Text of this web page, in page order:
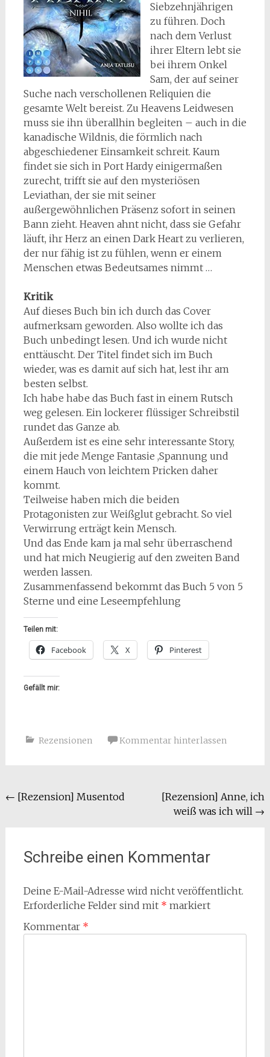
Siebzehnjährigen
zu führen. Doch
nach dem Verlust
ihrer Eltern lebt sie
bei ihrem Onkel
Sam, der auf seiner
Suche nach verschollenen Reliquien die
gesamte Welt bereist. Zu Heavens Leidwesen
muss sie ihn überallhin begleiten – auch in die
kanadische Wildnis, die förmlich nach
abgeschiedener Einsamkeit schreit. Kaum
findet sie sich in Port Hardy einigermaßen
zurecht, trifft sie auf den mysteriösen
Leviathan, der sie mit seiner
außergewöhnlichen Präsenz sofort in seinen
Bann zieht. Heaven ahnt nicht, dass sie Gefahr
läuft, ihr Herz an einen Dark Heart zu verlieren,
der nur fähig ist zu fühlen, wenn er einem
Menschen etwas Bedeutsames nimmt …
Kritik
Auf dieses Buch bin ich durch das Cover
aufmerksam geworden. Also wollte ich das
Buch unbedingt lesen. Und ich wurde nicht
enttäuscht. Der Titel findet sich im Buch
wieder, was es damit auf sich hat, lest ihr am
besten selbst.
Ich habe habe das Buch fast in einem Rutsch
weg gelesen. Ein lockerer flüssiger Schreibstil
rundet das Ganze ab.
Außerdem ist es eine sehr interessante Story,
die mit jede Menge Fantasie ,Spannung und
einem Hauch von leichtem Pricken daher
kommt.
Teilweise haben mich die beiden
Protagonisten zur Weißglut gebracht. So viel
Verwirrung erträgt kein Mensch.
Und das Ende kam ja mal sehr überraschend
und hat mich Neugierig auf den zweiten Band
werden lassen.
Zusammenfassend bekommt das Buch 5 von 5
Sterne und eine Leseempfehlung
Teilen mit:
Facebook X Pinterest
Gefällt mir:
Rezensionen Kommentar hinterlassen
Beitragsnavigation
← [Rezension] Musentod
[Rezension] Anne, ich
weiß was ich will →
Schreibe einen Kommentar
Deine E-Mail-Adresse wird nicht veröffentlicht.
Erforderliche Felder sind mit * markiert
Kommentar *